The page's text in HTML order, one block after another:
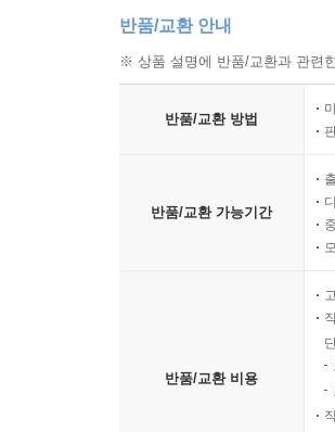
반품/교환 안내
※ 상품 설명에 반품/교환과 관련
반품/교환 방법
반품/교환 가능기간
반품/교환 비용